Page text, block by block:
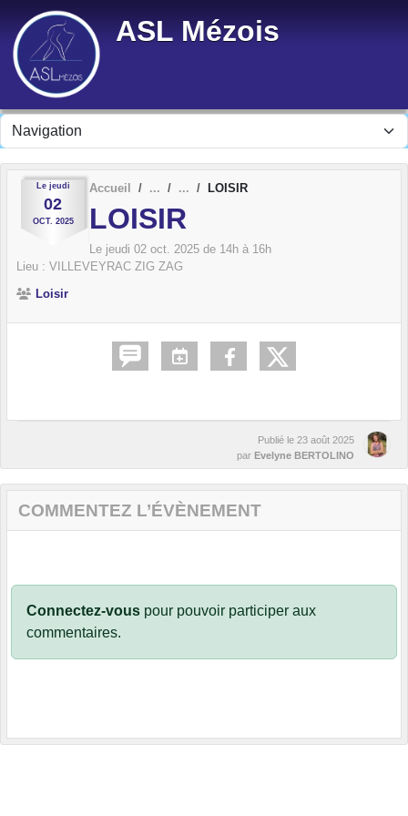
ASL Mézois
Le jeudi
02
OCT. 2025
Accueil LOISIR
LOISIR
Le jeudi 02 oct. 2025 de 14h à 16h
Lieu : VILLEVEYRAC ZIG ZAG
Loisir
Publié le 23 août 2025
par Evelyne BERTOLINO
COMMENTEZ L’ÉVÈNEMENT
Connectez-vous pour pouvoir participer aux
commentaires.
Panneau de gestion des cookies